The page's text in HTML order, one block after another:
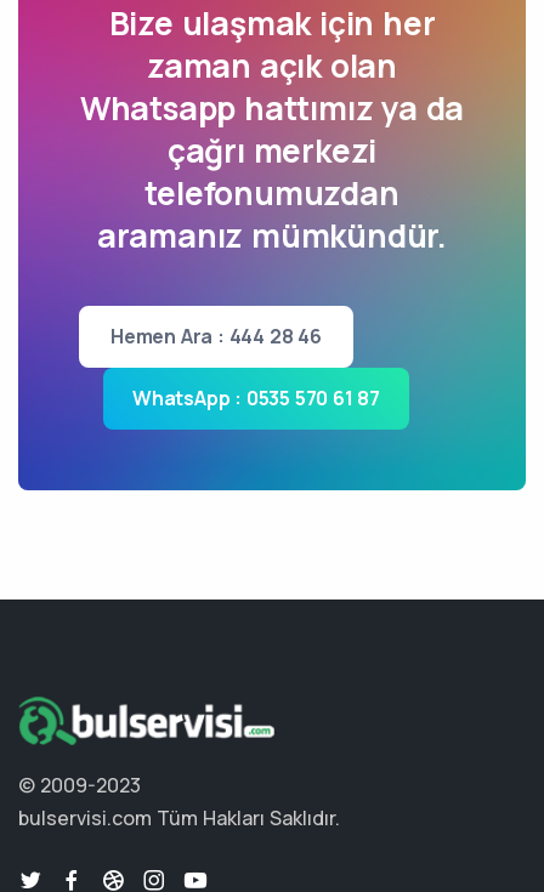
Bize ulaşmak için her
zaman açık olan
Whatsapp hattımız ya da
çağrı merkezi
telefonumuzdan
aramanız mümkündür.
Hemen Ara : 444 28 46
WhatsApp : 0535 570 61 87
© 2009-2023
bulservisi.com Tüm Hakları Saklıdır.